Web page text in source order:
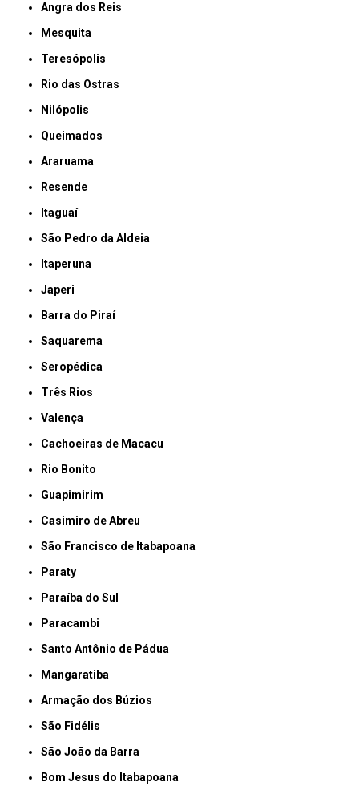
Angra dos Reis
Mesquita
Teresópolis
Rio das Ostras
Nilópolis
Queimados
Araruama
Resende
Itaguaí
São Pedro da Aldeia
Itaperuna
Japeri
Barra do Piraí
Saquarema
Seropédica
Três Rios
Valença
Cachoeiras de Macacu
Rio Bonito
Guapimirim
Casimiro de Abreu
São Francisco de Itabapoana
Paraty
Paraíba do Sul
Paracambi
Santo Antônio de Pádua
Mangaratiba
Armação dos Búzios
São Fidélis
São João da Barra
Bom Jesus do Itabapoana